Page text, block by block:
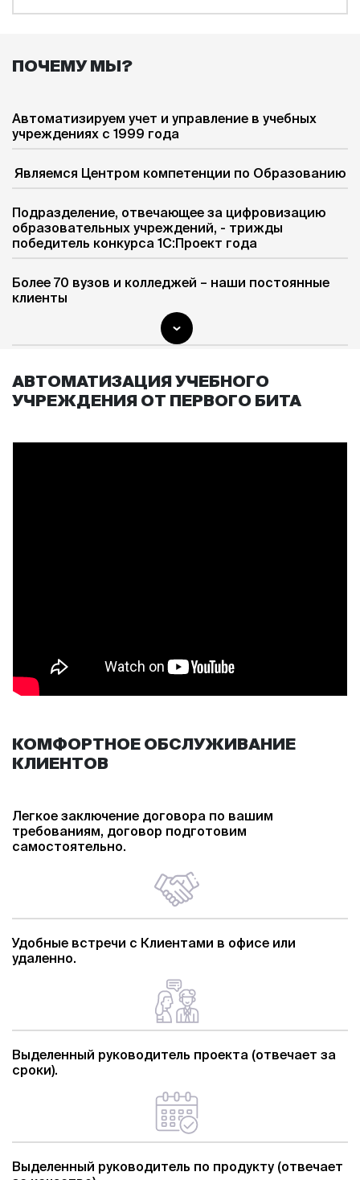
ПОЧЕМУ МЫ?
Автоматизируем учет и управление в учебных
учреждениях с 1999 года
Являемся Центром компетенции по Образованию
Подразделение, отвечающее за цифровизацию
образовательных учреждений, - трижды
победитель конкурса 1С:Проект года
Более 70 вузов и колледжей – наши постоянные
клиенты
АВТОМАТИЗАЦИЯ УЧЕБНОГО
УЧРЕЖДЕНИЯ ОТ ПЕРВОГО БИТА
КОМФОРТНОЕ ОБСЛУЖИВАНИЕ
КЛИЕНТОВ
Легкое заключение договора по вашим
требованиям, договор подготовим
самостоятельно.
Удобные встречи с Клиентами в офисе или
удаленно.
Выделенный руководитель проекта (отвечает за
сроки).
Выделенный руководитель по продукту (отвечает